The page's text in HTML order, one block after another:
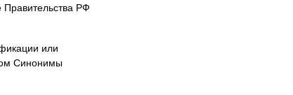
Правительства РФ
или
Синонимы